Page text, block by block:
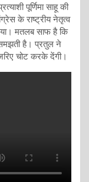
पूर्णिमा साहू की
के राष्ट्रीय नेतृत्व
मतलब साफ है कि
है। प्रतुल ने
चोट करके देंगी।